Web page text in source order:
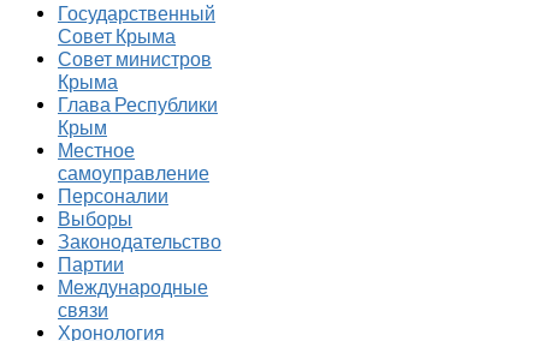
Государственный
Совет Крыма
Совет министров
Крыма
Глава Республики
Крым
Местное
самоуправление
Персоналии
Выборы
Законодательство
Партии
Международные
связи
Хронология